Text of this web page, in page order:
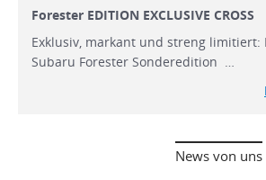
Forester EDITION EXCLUSIVE CROSS
Exklusiv, markant und streng limitiert:
Subaru Forester Sonderedition …
News von uns